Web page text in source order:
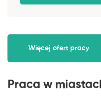
Więcej ofert pracy
Praca w